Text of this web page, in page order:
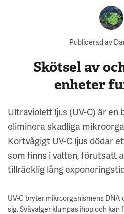
Publicerad av
Skötsel av
enheter
Ultraviolett ljus (UV-C) är en
eliminera skadliga
Kortvågigt UV-C ljus dödar
som finns i vatten, förutsatt
tillräcklig lång
UV-C bryter mikroorganismens
sig. Svävalger klumpas ihop och